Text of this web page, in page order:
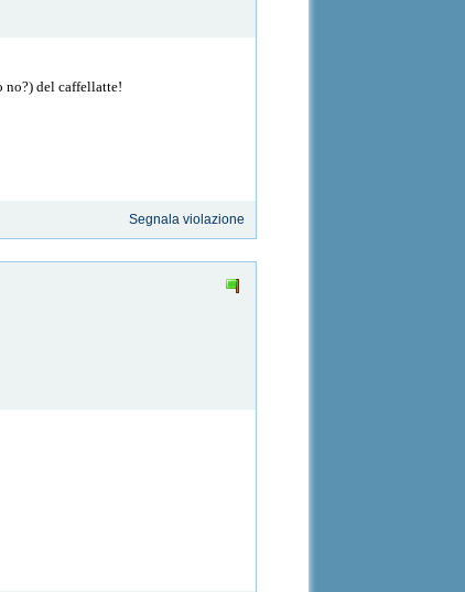
no?) del caffellatte!
Segnala violazione